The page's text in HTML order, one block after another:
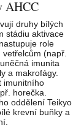
AHCC
druhy bílých
stádiu aktivace
role
(např.
imunita
a makrofágy.
imunitního
horečka.
oddělení Teikyo
krevní buňky a